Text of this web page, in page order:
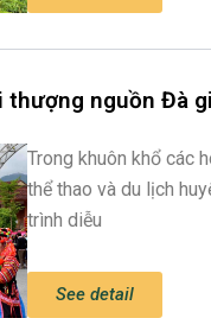
nguồn Đà
Trong khuôn khổ các
thể thao và du lịch
trình diễu
See detail